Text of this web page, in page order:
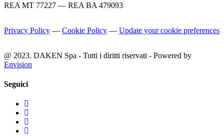
REA MT 77227 — REA BA 479093
Privacy Policy — Cookie Policy — Update your cookie preferences
@ 2023. DAKEN Spa - Tutti i diritti riservati - Powered by
Envision
Seguici